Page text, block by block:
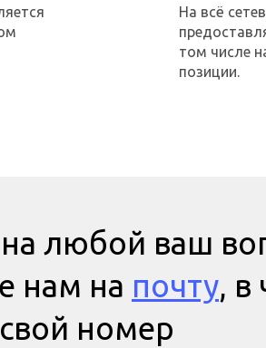
На всё
том числе
позиции.
любой ваш
нам на почту, в
номер